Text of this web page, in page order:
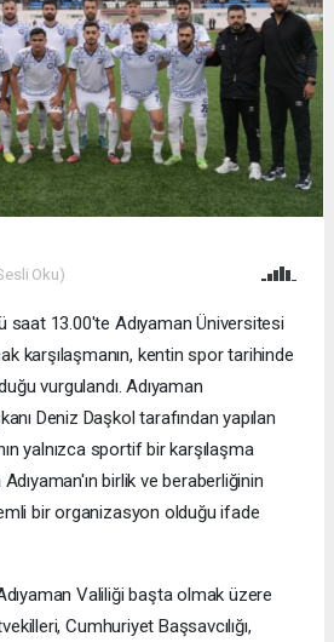
Oku)
saat 13.00'te Adıyaman Üniversitesi
karşılaşmanın, kentin spor tarihinde
vurgulandı. Adıyaman
Deniz Daşkol tarafından yapılan
yalnızca sportif bir karşılaşma
Adıyaman'ın birlik ve beraberliğinin
bir organizasyon olduğu ifade
Valiliği başta olmak üzere
Cumhuriyet Başsavcılığı,